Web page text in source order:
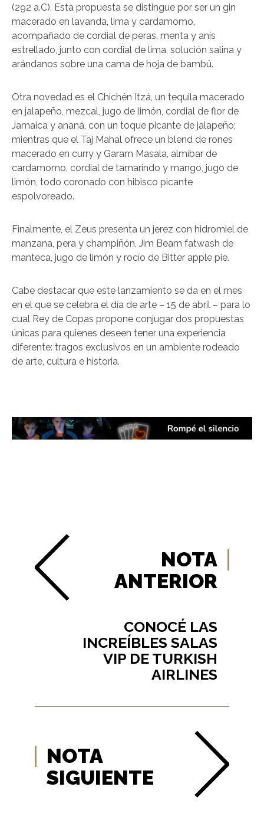
(292 a.C). Esta propuesta se distingue por ser un gin
macerado en lavanda, lima y cardamomo,
acompañado de cordial de peras, menta y anís
estrellado, junto con cordial de lima, solución salina y
arándanos sobre una cama de hoja de bambú.
Otra novedad es el Chichén Itzá, un tequila macerado
en jalapeño, mezcal, jugo de limón, cordial de flor de
Jamaica y ananá, con un toque picante de jalapeño;
mientras que el Taj Mahal ofrece un blend de rones
macerado en curry y Garam Masala, almíbar de
cardamomo, cordial de tamarindo y mango, jugo de
limón, todo coronado con hibisco picante
espolvoreado.
Finalmente, el Zeus presenta un jerez con hidromiel de
manzana, pera y champiñón, Jim Beam fatwash de
manteca, jugo de limón y rocío de Bitter apple pie.
Cabe destacar que este lanzamiento se da en el mes
en el que se celebra el día de arte – 15 de abril – para lo
cual Rey de Copas propone conjugar dos propuestas
únicas para quienes deseen tener una experiencia
diferente: tragos exclusivos en un ambiente rodeado
de arte, cultura e historia.
NOTA
ANTERIOR
CONOCÉ LAS
INCREÍBLES SALAS
VIP DE TURKISH
AIRLINES
NOTA
SIGUIENTE